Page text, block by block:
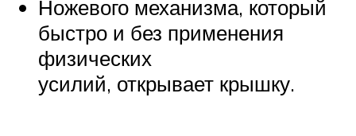
Ножевого механизма, который
быстро и без применения
физических
усилий, открывает крышку.